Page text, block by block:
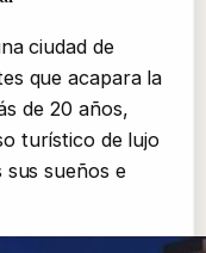
ciudad de
que acapara la
de 20 años,
turístico de lujo
sus sueños e